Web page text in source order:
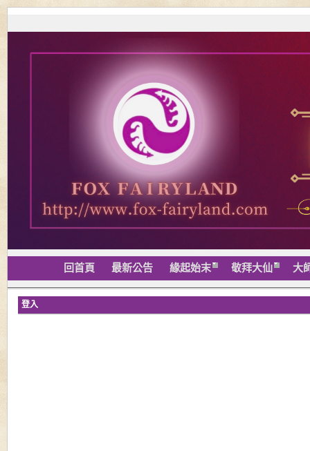
回首頁 最新公告 緣起始末 敬拜大仙 大
登入